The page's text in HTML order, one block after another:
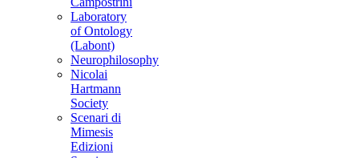
Laboratory
of Ontology
(Labont)
Neurophilosophy
Nicolai
Hartmann
Society
Scenari di
Mimesis
Edizioni